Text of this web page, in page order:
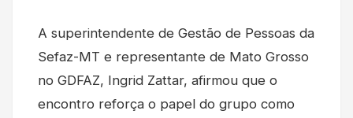
A superintendente de Gestão de Pessoas da
Sefaz-MT e representante de Mato Grosso
no GDFAZ, Ingrid Zattar, afirmou que o
encontro reforça o papel do grupo como